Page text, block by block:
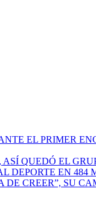
EL PRIMER
QUEDÓ EL
DEPORTE EN 484
DE CREER”, SU